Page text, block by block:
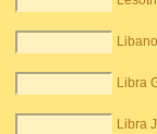
Libra
Libra